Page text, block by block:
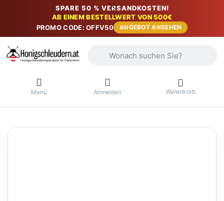
SPARE 50 % VERSANDKOSTEN!
AB EINEM BESTELLWERT VON 500€
PROMO CODE: OFFV50
ANGEBOT ANSEHEN
Menü Anmelden Warenkorb